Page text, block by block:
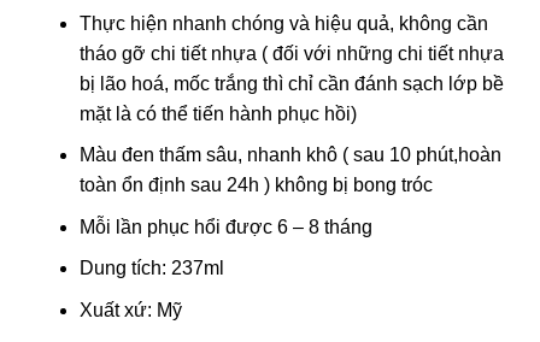
Thực hiện nhanh chóng và hiệu quả, không cần
tháo gỡ chi tiết nhựa ( đối với những chi tiết nhựa
bị lão hoá, mốc trắng thì chỉ cần đánh sạch lớp bề
mặt là có thể tiến hành phục hồi)
Màu đen thấm sâu, nhanh khô ( sau 10 phút,hoàn
toàn ổn định sau 24h ) không bị bong tróc
Mỗi lần phục hổi được 6 – 8 tháng
Dung tích: 237ml
Xuất xứ: Mỹ